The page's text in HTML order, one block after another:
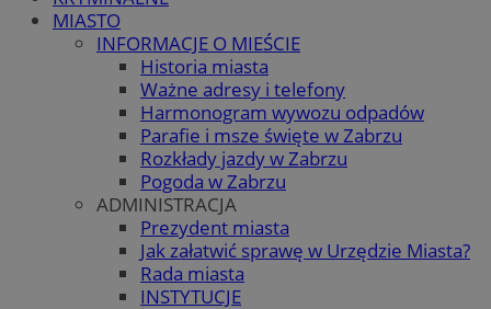
MIASTO
INFORMACJE O MIEŚCIE
Historia miasta
Ważne adresy i telefony
Harmonogram wywozu odpadów
Parafie i msze święte w Zabrzu
Rozkłady jazdy w Zabrzu
Pogoda w Zabrzu
ADMINISTRACJA
Prezydent miasta
Jak załatwić sprawę w Urzędzie Miasta?
Rada miasta
INSTYTUCJE